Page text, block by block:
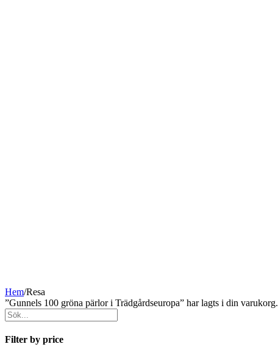
Hem/Resa
”Gunnels 100 gröna pärlor i Trädgårdseuropa” har lagts i din varukorg.
Filter by price